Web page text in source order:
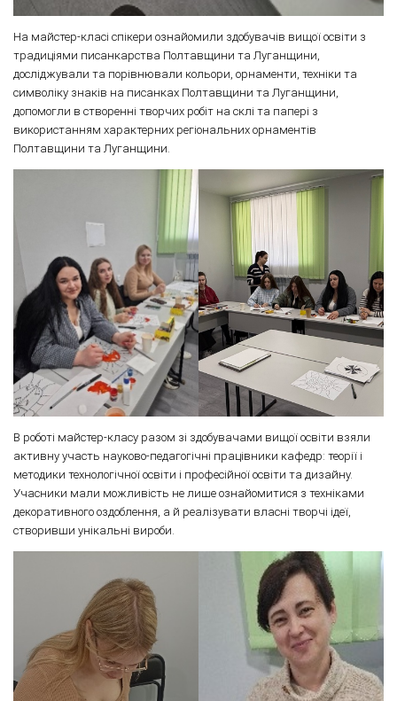
На майстер-класі спікери ознайомили здобувачів вищої освіти з
традиціями писанкарства Полтавщини та Луганщини,
досліджували та порівнювали кольори, орнаменти, техніки та
символіку знаків на писанках Полтавщини та Луганщини,
допомогли в створенні творчих робіт на склі та папері з
використанням характерних регіональних орнаментів
Полтавщини та Луганщини.
В роботі майстер-класу разом зі здобувачами вищої освіти взяли
активну участь науково-педагогічні працівники кафедр: теорії і
методики технологічної освіти і професійної освіти та дизайну.
Учасники мали можливість не лише ознайомитися з техніками
декоративного оздоблення, а й реалізувати власні творчі ідеї,
створивши унікальні вироби.